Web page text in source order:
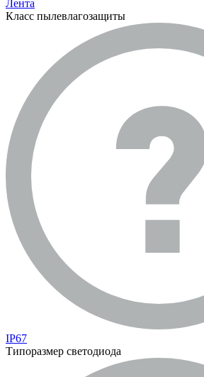
Лента
Класс пылевлагозащиты
IP67
Типоразмер светодиода